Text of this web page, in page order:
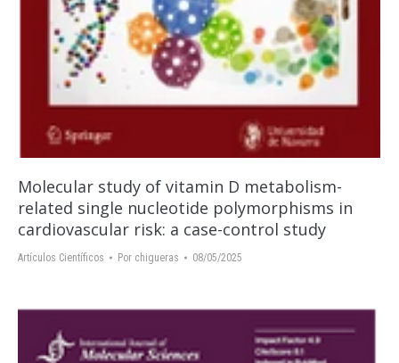
Molecular study of vitamin D metabolism-
related single nucleotide polymorphisms in
cardiovascular risk: a case-control study
Artículos Científicos Por chigueras 08/05/2025